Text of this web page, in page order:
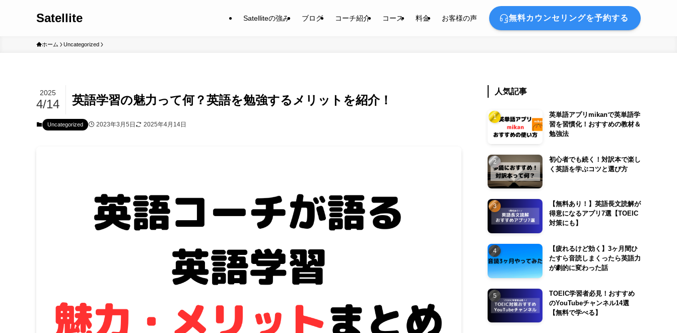
Satellite Satelliteの強み ブログ コーチ紹介 コース 料金 お客様の声 無料カウンセリングを予約する
ホーム Uncategorized
英語学習の魅力って何？英語を勉強するメリットを紹介！
2025
4/14
Uncategorized 2023年3月5日 2025年4月14日
人気記事
英単語アプリmikanで英単語学
習を習慣化！おすすめの教材＆
勉強法
初心者でも続く！対訳本で楽し
く英語を学ぶコツと選び方
【無料あり！】英語長文読解が
得意になるアプリ7選【TOEIC
対策にも】
【疲れるけど効く】3ヶ月間ひ
たすら音読しまくったら英語力
が劇的に変わった話
TOEIC学習者必見！おすすめ
のYouTubeチャンネル14選
【無料で学べる】